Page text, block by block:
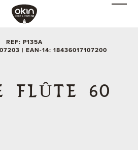
REF: P135A
| EAN-14: 18436017107200
FLÛTE 60